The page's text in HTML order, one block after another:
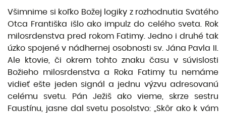
Všimnime si koľko Božej logiky z rozhodnutia Svätého
Otca Františka išlo ako impulz do celého sveta. Rok
milosrdenstva pred rokom Fatimy. Jedno i druhé tak
úzko spojené v nádhernej osobnosti sv. Jána Pavla II.
Ale ktovie, či okrem tohto znaku času v súvislosti
Božieho milosrdenstva a Roka Fatimy tu nemáme
vidieť ešte jeden signál a jednu výzvu adresovanú
celému svetu. Pán Ježiš ako vieme, skrze sestru
Faustínu, jasne dal svetu posolstvo: „Skôr ako k vám